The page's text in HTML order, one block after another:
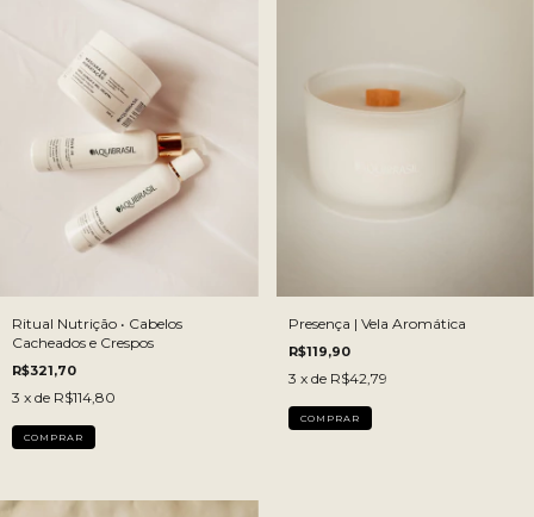
Ritual Nutrição • Cabelos
Cacheados e Crespos
R$321,70
3 x de R$114,80
Presença | Vela Aromática
R$119,90
3 x de R$42,79
COMPRAR